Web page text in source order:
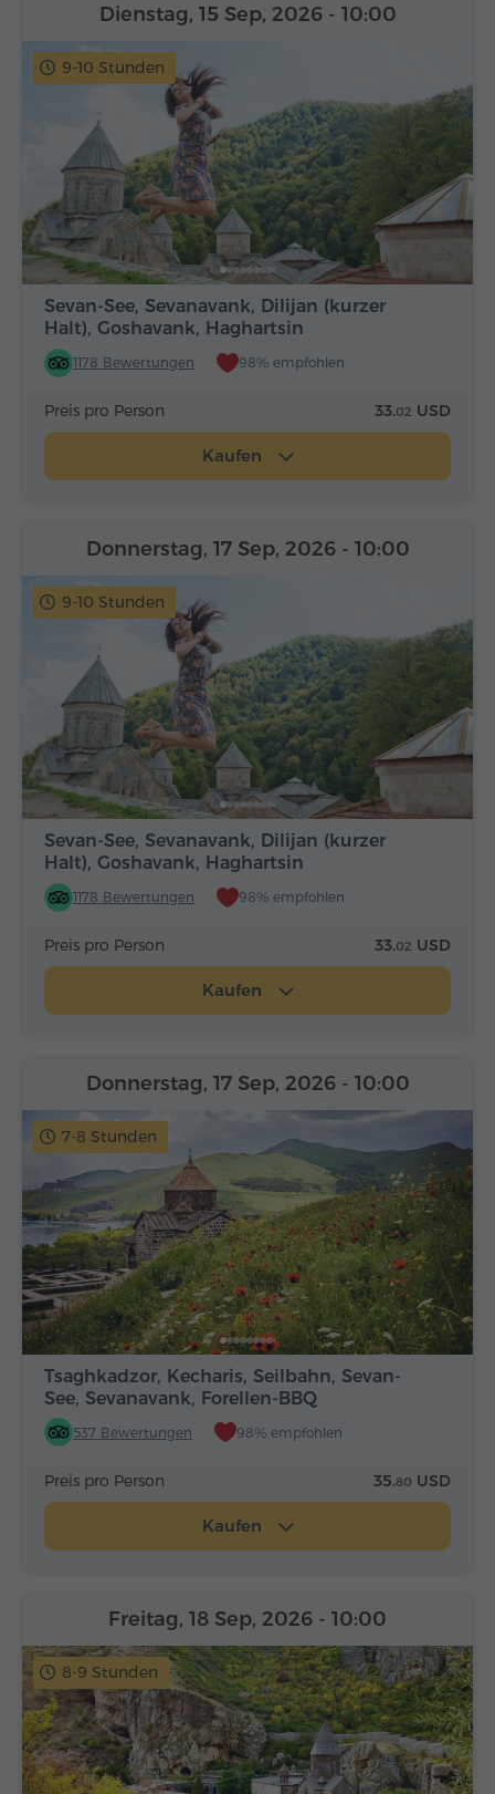
9-10 Stunden
Sevan-See, Sevanavank, Dilijan (kurzer
Halt), Goshavank, Haghartsin
1178 Bewertungen 98% empfohlen
Dienstag, 15 Sep, 2026 - 10:00
Preis pro Person 33.02 USD
Kaufen
9-10 Stunden
Sevan-See, Sevanavank, Dilijan (kurzer
Halt), Goshavank, Haghartsin
1178 Bewertungen 98% empfohlen
Donnerstag, 17 Sep, 2026 - 10:00
Preis pro Person 33.02 USD
Kaufen
7-8 Stunden
Tsaghkadzor, Kecharis, Seilbahn, Sevan-
See, Sevanavank, Forellen-BBQ
537 Bewertungen 98% empfohlen
Donnerstag, 17 Sep, 2026 - 10:00
Preis pro Person 35.80 USD
Kaufen
8-9 Stunden
Freitag, 18 Sep, 2026 - 10:00